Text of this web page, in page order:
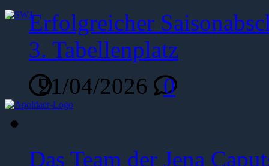
Erfolgreicher
3. Tabellenplatz
21/04/2026
0
Das Team der Jena